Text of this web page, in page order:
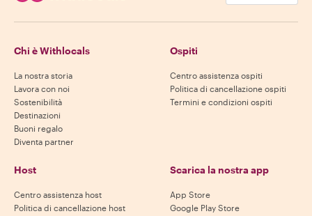
Chi è Withlocals
La nostra storia
Lavora con noi
Sostenibilità
Destinazioni
Buoni regalo
Diventa partner
Ospiti
Centro assistenza ospiti
Politica di cancellazione ospiti
Termini e condizioni ospiti
Host
Centro assistenza host
Politica di cancellazione host
Scarica la nostra app
App Store
Google Play Store